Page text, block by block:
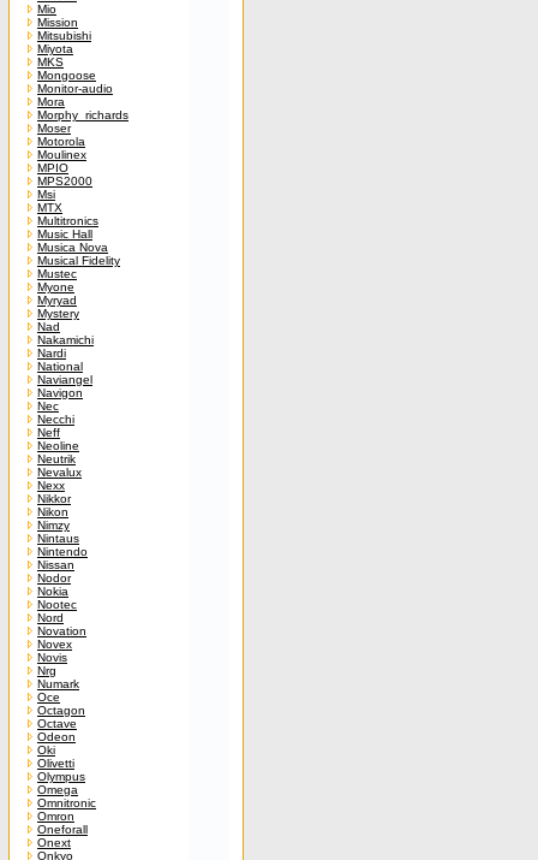
Mio
Mission
Mitsubishi
Miyota
MKS
Mongoose
Monitor-audio
Mora
Morphy_richards
Moser
Motorola
Moulinex
MPIO
MPS2000
Msi
MTX
Multitronics
Music Hall
Musica Nova
Musical Fidelity
Mustec
Myone
Myryad
Mystery
Nad
Nakamichi
Nardi
National
Naviangel
Navigon
Nec
Necchi
Neff
Neoline
Neutrik
Nevalux
Nexx
Nikkor
Nikon
Nimzy
Nintaus
Nintendo
Nissan
Nodor
Nokia
Nootec
Nord
Novation
Novex
Novis
Nrg
Numark
Oce
Octagon
Octave
Odeon
Oki
Olivetti
Olympus
Omega
Omnitronic
Omron
Oneforall
Onext
Onkyo